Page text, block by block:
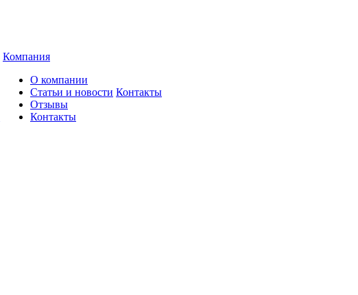
Компания
О компании
Статьи и новости
Отзывы
Контакты
Контакты